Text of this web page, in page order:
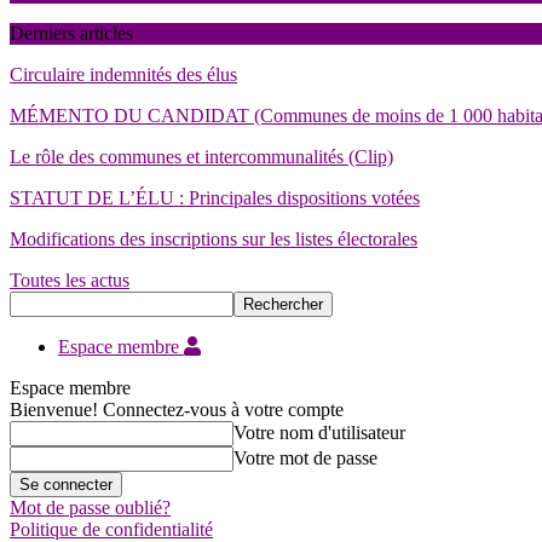
Derniers articles
Circulaire indemnités des élus
MÉMENTO DU CANDIDAT (Communes de moins de 1 000
Le rôle des communes et intercommunalités (Clip)
STATUT DE L’ÉLU : Principales dispositions votées
Modifications des inscriptions sur les listes électorales
Toutes les actus
Espace membre
Espace membre
Bienvenue! Connectez-vous à votre compte
Votre nom d'utilisateur
Votre mot de passe
Mot de passe oublié?
Politique de confidentialité